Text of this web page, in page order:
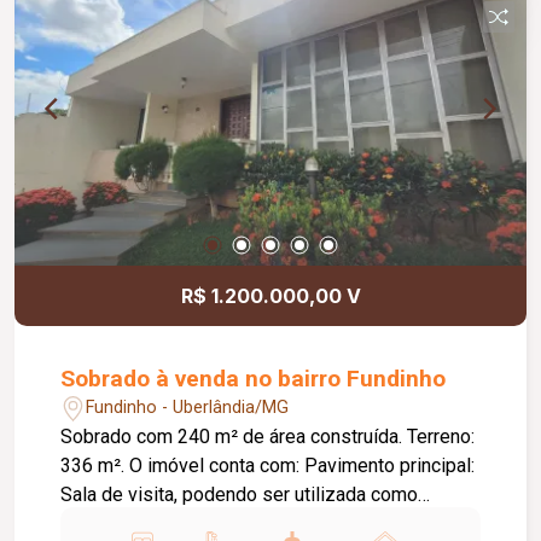
R$ 1.200.000,00 V
Sobrado à venda no bairro Fundinho
Fundinho - Uberlândia/MG
Sobrado com 240 m² de área construída. Terreno:
336 m². O imóvel conta com: Pavimento principal:
Sala de visita, podendo ser utilizada como